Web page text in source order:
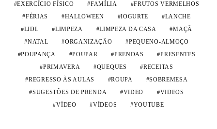
EXERCÍCIO FÍSICO
FAMÍLIA
FRUTOS VERMELHOS
FÉRIAS
HALLOWEEN IOGURTE
LANCHE
LIDL
LIMPEZA LIMPEZA DA CASA
MAÇÃ
NATAL
ORGANIZAÇÃO
PEQUENO-ALMOÇO
POUPANÇA
POUPAR PRENDAS
PRESENTES
PRIMAVERA
QUEQUES
RECEITAS
REGRESSO ÀS AULAS
ROUPA
SOBREMESA
SUGESTÕES DE PRENDA
VIDEO
VIDEOS
VÍDEO
VÍDEOS YOUTUBE